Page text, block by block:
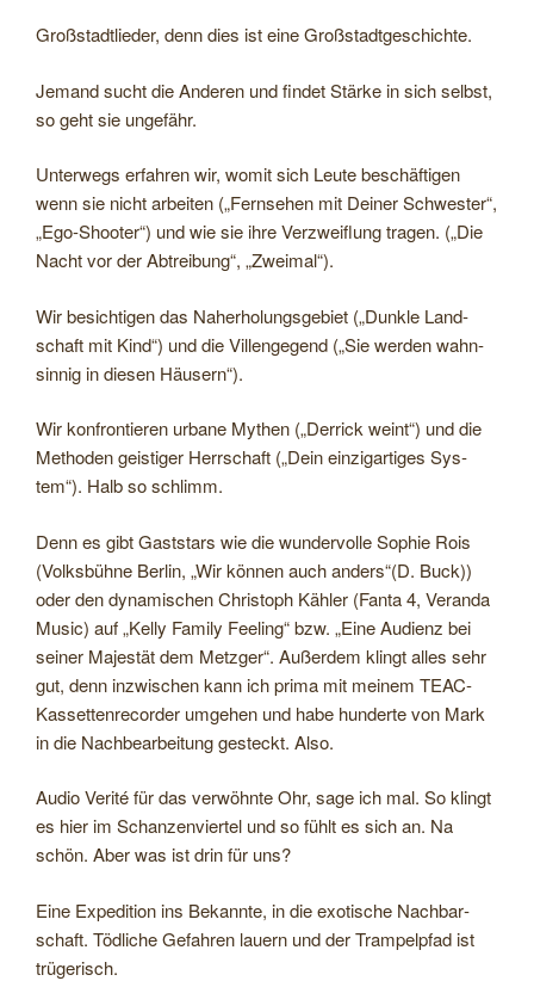
Groß­stadt­lie­der, denn dies ist eine Großstadtgeschichte.
Jemand sucht die Ande­ren und fin­det Stärke in sich selbst,
so geht sie ungefähr.
Unter­wegs erfah­ren wir, womit sich Leute beschäf­ti­gen
wenn sie nicht arbei­ten („Fern­se­hen mit Dei­ner Schwes­ter“,
„Ego-​Shooter“) und wie sie ihre Ver­zweif­lung tra­gen. („Die
Nacht vor der Abtrei­bung“, „Zweimal“).
Wir besich­ti­gen das Nah­er­ho­lungs­ge­biet („Dunkle Land­
schaft mit Kind“) und die Vil­len­ge­gend („Sie wer­den wahn­
sin­nig in die­sen Häusern“).
Wir kon­fron­tie­ren urbane Mythen („Derrick weint“) und die
Metho­den geis­ti­ger Herr­schaft („Dein ein­zig­ar­ti­ges Sys­
tem“). Halb so schlimm.
Denn es gibt Gast­stars wie die wun­der­volle Sophie Rois
(Volks­bühne Ber­lin, „Wir kön­nen auch anders“(D. Buck))
oder den dyna­mi­schen Chris­toph Käh­ler (Fanta 4, Veranda
Music) auf „Kelly Family Fee­ling“ bzw. „Eine Audi­enz bei
sei­ner Majes­tät dem Metz­ger“. Außer­dem klingt alles sehr
gut, denn inzwi­schen kann ich prima mit mei­nem TEAC-​
Kassettenrecorder umge­hen und habe hun­derte von Mark
in die Nach­be­ar­bei­tung gesteckt. Also.
Audio Verité für das ver­wöhnte Ohr, sage ich mal. So klingt
es hier im Schan­zen­vier­tel und so fühlt es sich an. Na
schön. Aber was ist drin für uns?
Eine Expe­di­tion ins Bekannte, in die exo­ti­sche Nach­bar­
schaft. Töd­li­che Gefah­ren lau­ern und der Tram­pel­pfad ist
trügerisch.